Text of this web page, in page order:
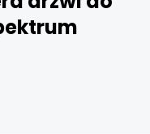
- Rola oceny